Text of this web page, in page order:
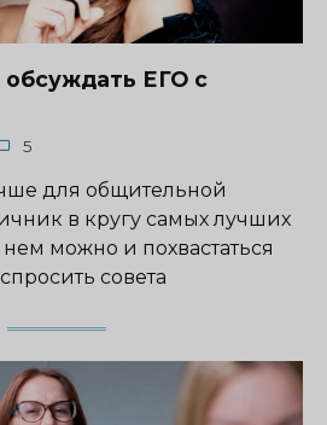
ЕГО с
5
для общительной
в кругу самых лучших
можно и похвастаться
совета